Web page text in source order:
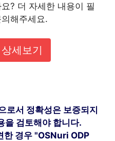
? 더 자세한 내용이 필
해주세요.
세보기
로서 정확성은 보증되지
을 검토해야 합니다.
한 경우 "OSNuri ODP